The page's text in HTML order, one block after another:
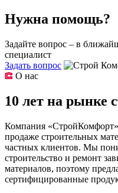
Нужна помощь?
Задайте вопрос – в
специалист
Задать вопрос
О нас
10 лет на рынке
Компания
продаже строительных
частных клиентов. Мы
строительство и ремонт
материалов, поэтому
сертифицированные